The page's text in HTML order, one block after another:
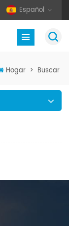
Español
Hogar > Buscar